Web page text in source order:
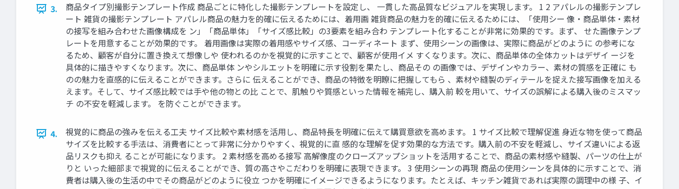
3.
商品タイプ別撮影テンプレート作成 商品ごとに特化した撮影テンプレートを設定し、 一貫した高品質なビジュアルを実現します。 1 2 アパレルの撮影テンプレ
ート 雑貨の撮影テンプレート アパレル商品の魅力を的確に伝えるためには、着用画 雑貨商品の魅力を的確に伝えるためには、「使用シー 像・商品単体・素材
の接写を組み合わせた画像構成を ン」「商品単体」「サイズ感比較」の3要素を組み合わ テンプレート化することが非常に効果的です。まず、 せた画像テンプ
レートを用意することが効果的です。 着用画像は実際の着用感やサイズ感、コーディネート まず、使用シーンの画像は、実際に商品がどのように の参考にな
るため、顧客が自分に置き換えて想像しや 使われるのかを視覚的に示すことで、顧客が使用イメ すくなります。次に、商品単体の全体カットはデザイ ージを
具体的に描きやすくなります。次に、商品単体 ンやシルエットを明確に示す役割を果たし、商品その の画像では、デザインやカラー、素材の質感を正確に も
のの魅力を直感的に伝えることができます。さらに 伝えることができ、商品の特徴を明瞭に把握してもら 、素材や縫製のディテールを捉えた接写画像を加える
えます。そして、サイズ感比較では手や他の物との比 ことで、肌触りや質感といった情報を補完し、購入前 較を用いて、サイズの誤解による購入後のミスマッ
チ の不安を軽減します。 を防ぐことができます。
4.
視覚的に商品の強みを伝える工夫 サイズ比較や素材感を活用し、商品特長を明確に伝えて購買意欲を高めます。 1 サイズ比較で理解促進 身近な物を使って商品
サイズを比較する手法は、消費者にとって非常に分かりやすく、視覚的に直 感的な理解を促す効果的な方法です。購入前の不安を軽減し、サイズ違いによる返
品リスクも抑え ることが可能になります。 2 素材感を高める接写 高解像度のクローズアップショットを活用することで、商品の素材感や縫製、パーツの仕上が
りと いった細部まで視覚的に伝えることができ、質の高さやこだわりを明確に表現できます。 3 使用シーンの再現 商品の使用シーンを具体的に示すことで、消
費者は購入後の生活の中でその商品がどのように役立 つかを明確にイメージできるようになります。たとえば、キッチン雑貨であれば実際の調理中の様 子、イ